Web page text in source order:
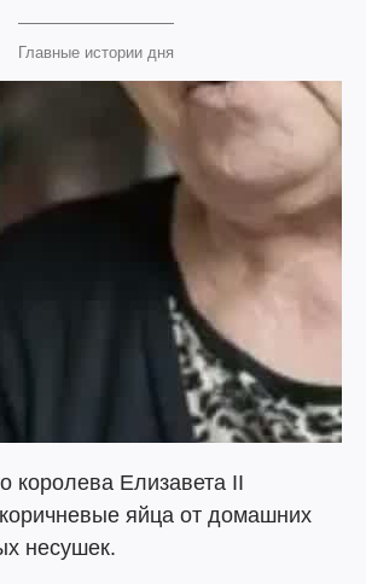
Главные истории дня
королева Елизавета II
яйца от домашних
несушек.